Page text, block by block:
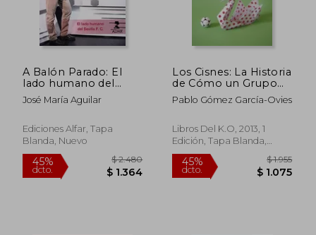
A Balón Parado: El
lado humano del
Sevilla F.C. (Deportes)
José María Aguilar
Ediciones Alfar, Tapa
Blanda, Nuevo
Los Cisnes: La Historia
de Cómo un Grupo
de Españoles Llegó a
Swansea y Desafió,
Convenciones del
Fútbol Británico
Pablo Gómez García-Ovies
Libros Del K.O, 2013, 1
Edición, Tapa Blanda,
Nuevo